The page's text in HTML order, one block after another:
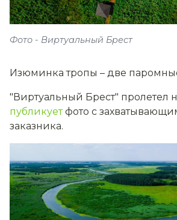
Фото - Виртуальный Брест
Изюминка тропы – две
"Виртуальный Брест" пролетел
публикуетфото с
заказника.